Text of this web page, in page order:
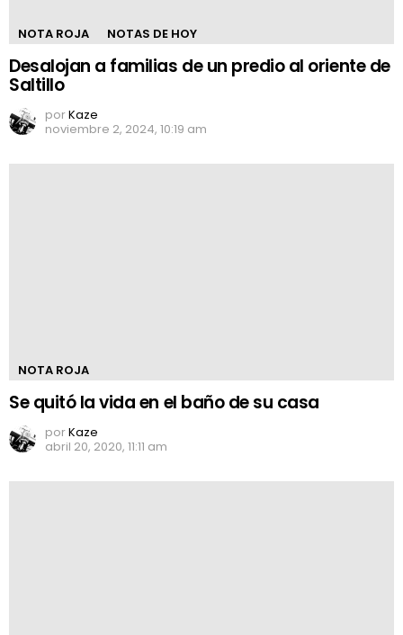
NOTA ROJA NOTAS DE HOY
Desalojan a familias de un predio al oriente de
Saltillo
porKaze
noviembre 2, 2024, 10:19 am
NOTA ROJA
Se quitó la vida en el baño de su casa
porKaze
abril 20, 2020, 11:11 am